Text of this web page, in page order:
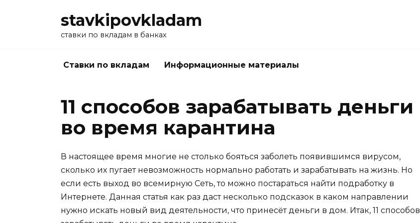
stavkipovkladam
ставки по вкладам в банках
Ставки по вкладам Информационные материалы
11 способов зарабатывать деньги
во время карантина
В настоящее время многие не столько бояться заболеть появившимся вирусом,
сколько их пугает невозможность нормально работать и зарабатывать на жизнь. Но
если есть выход во всемирную Сеть, то можно постараться найти подработку в
Интернете. Данная статья как раз даст несколько подсказок в каком направлении
нужно искать новый вид деятельности, что принесёт деньги в дом. Итак, 11 способов